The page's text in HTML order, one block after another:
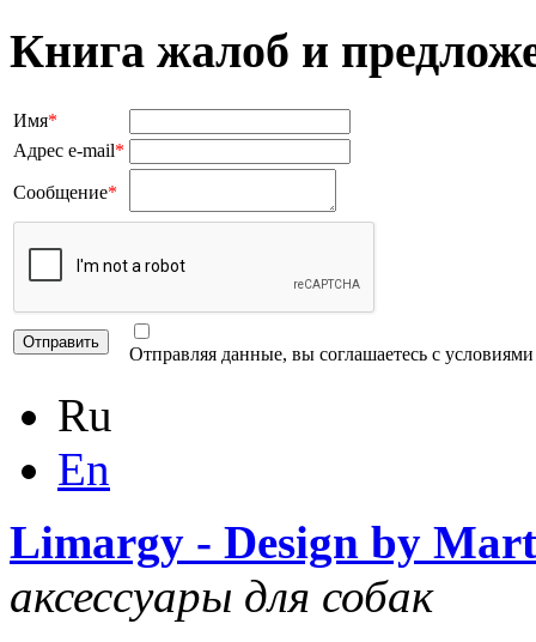
Книга жалоб и
Имя*
Адрес e-mail*
Сообщение*
Отправляя данные, вы соглашаетесь с
Ru
En
Limargy - Design by
аксессуары для собак